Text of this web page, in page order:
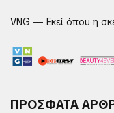
VNG — Εκεί όπου η
ΠΡΟΣΦΑΤΑ